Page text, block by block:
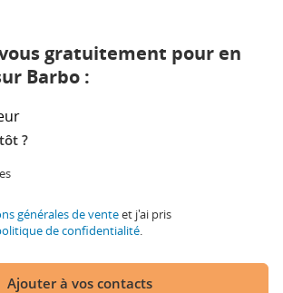
gratuitement pour en
Barbo :
?
générales de venteet j'ai pris
de confidentialité.
Ajouter à vos contacts